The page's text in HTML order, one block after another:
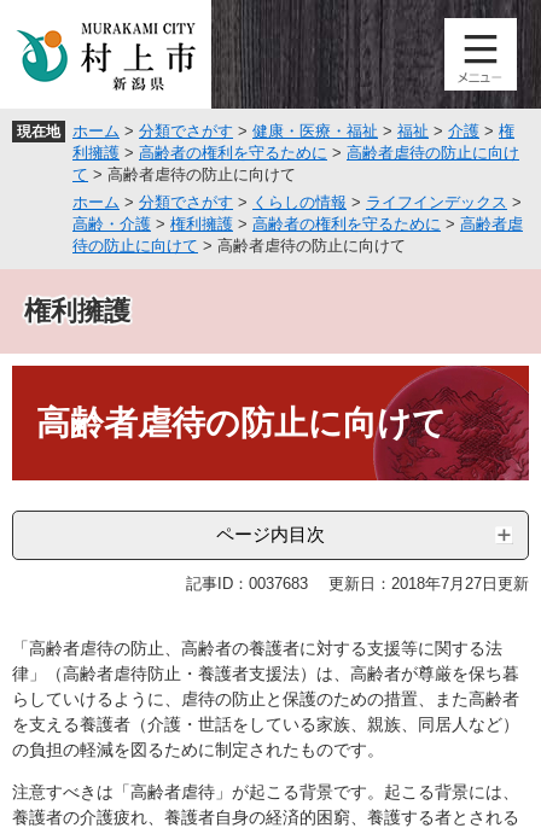
頭
飛
文
現在地 ホーム > 分類でさがす > 健康・医療・福祉 > 福祉 > 介護 > 権
利擁護 > 高齢者の権利を守るために > 高齢者虐待の防止に向け
て > 高齢者虐待の防止に向けて
ホーム > 分類でさがす > くらしの情報 > ライフインデックス >
高齢・介護 > 権利擁護 > 高齢者の権利を守るために > 高齢者虐
待の防止に向けて > 高齢者虐待の防止に向けて
権利擁護
高齢者虐待の防止に向けて
ページ内目次
記事ID：0037683 更新日：2018年7月27日更新
「高齢者虐待の防止、高齢者の養護者に対する支援等に関する法
律」（高齢者虐待防止・養護者支援法）は、高齢者が尊厳を保ち暮
らしていけるように、虐待の防止と保護のための措置、また高齢者
を支える養護者（介護・世話をしている家族、親族、同居人など）
の負担の軽減を図るために制定されたものです。
注意すべきは「高齢者虐待」が起こる背景です。起こる背景には、
養護者の介護疲れ、養護者自身の経済的困窮、養護する者とされる